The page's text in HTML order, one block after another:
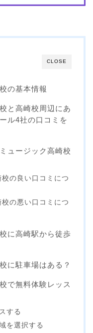
CLOSE
の基本情報
と高崎校周辺にあ
ル4社の口コミを
ュージック高崎校
の良い口コミにつ
の悪い口コミにつ
に高崎駅から徒歩
に駐車場はある？
で無料体験レッス
する
を選択する